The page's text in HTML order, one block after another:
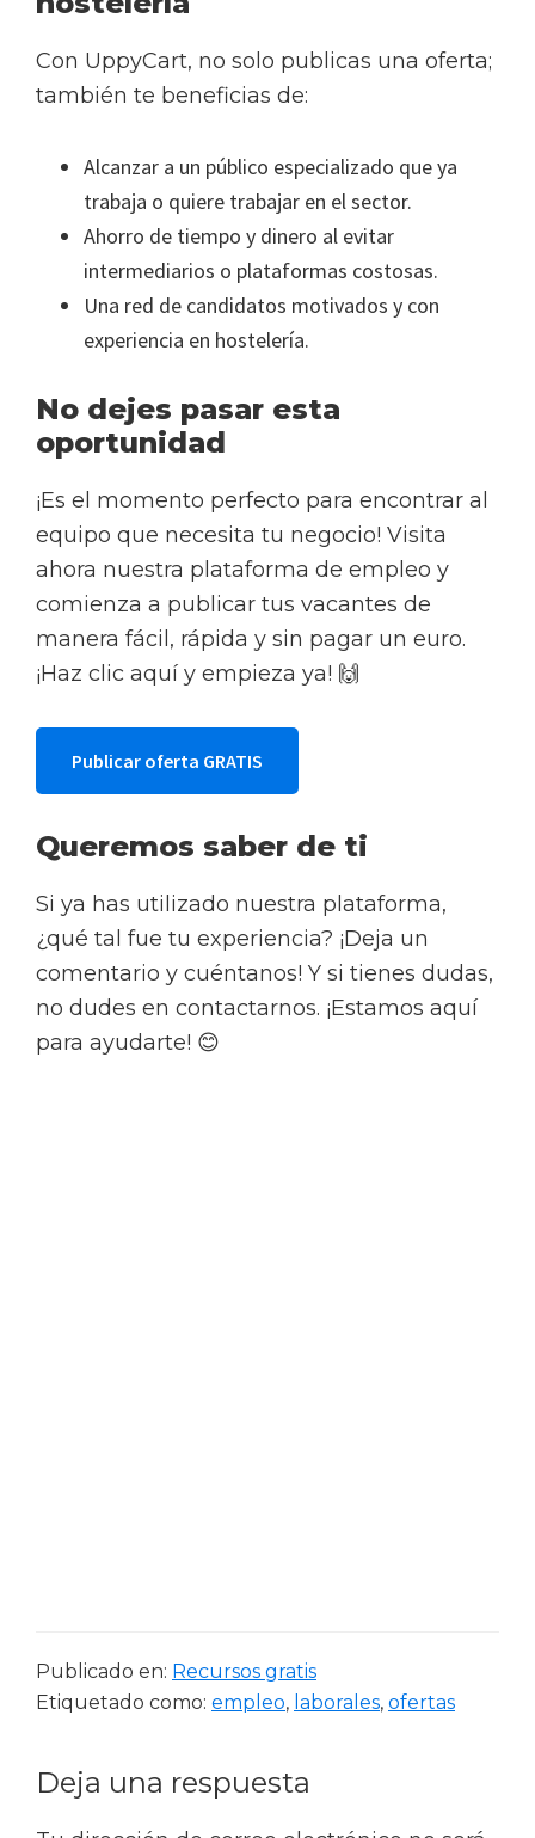
Con UppyCart, no solo publicas una oferta;
también te beneficias de:
Alcanzar a un público especializado que ya
trabaja o quiere trabajar en el sector.
Ahorro de tiempo y dinero al evitar
intermediarios o plataformas costosas.
Una red de candidatos motivados y con
experiencia en hostelería.
No dejes pasar esta
oportunidad
¡Es el momento perfecto para encontrar al
equipo que necesita tu negocio! Visita
ahora nuestra plataforma de empleo y
comienza a publicar tus vacantes de
manera fácil, rápida y sin pagar un euro.
¡Haz clic aquí y empieza ya! 🙌
Publicar oferta GRATIS
Queremos saber de ti
Si ya has utilizado nuestra plataforma,
¿qué tal fue tu experiencia? ¡Deja un
comentario y cuéntanos! Y si tienes dudas,
no dudes en contactarnos. ¡Estamos aquí
para ayudarte! 😊
Publicado en: Recursos gratis
Etiquetado como: empleo, laborales, ofertas
Interacciones
con
Deja una respuesta